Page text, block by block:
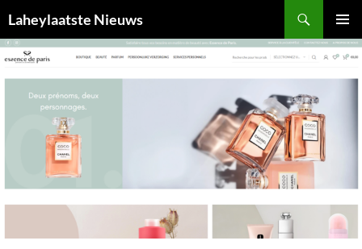
naar
de
inhoud
Laheylaatste Nieuws
MENU